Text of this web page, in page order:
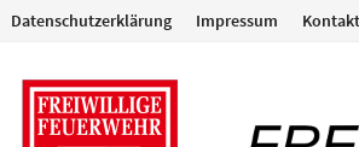
Datenschutzerklärung Impressum Kontakt